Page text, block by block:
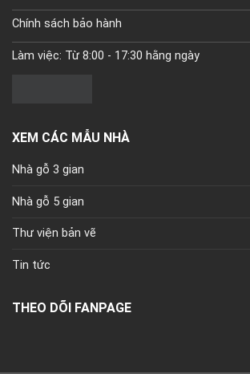
Chính sách bảo hành
Làm việc: Từ 8:00 - 17:30 hằng ngày
XEM CÁC MẪU NHÀ
Nhà gỗ 3 gian
Nhà gỗ 5 gian
Thư viện bản vẽ
Tin tức
THEO DÕI FANPAGE